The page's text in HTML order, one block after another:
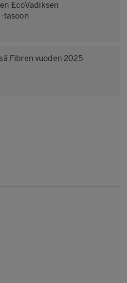
EcoVadiksen
tasoon
Fibren vuoden 2025